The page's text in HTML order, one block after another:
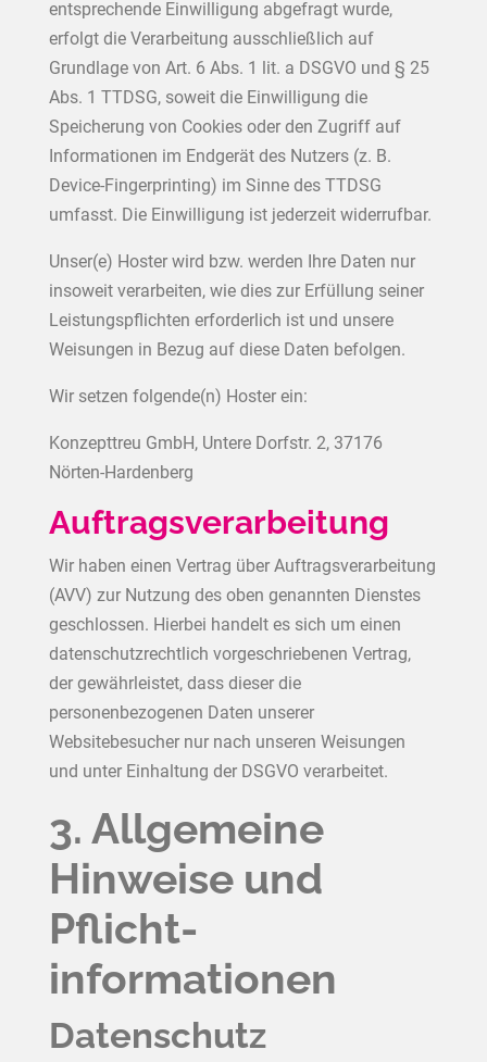
entsprechende Einwilligung abgefragt wurde,
erfolgt die Verarbeitung ausschließlich auf
Grundlage von Art. 6 Abs. 1 lit. a DSGVO und § 25
Abs. 1 TTDSG, soweit die Einwilligung die
Speicherung von Cookies oder den Zugriff auf
Informationen im Endgerät des Nutzers (z. B.
Device-Fingerprinting) im Sinne des TTDSG
umfasst. Die Einwilligung ist jederzeit widerrufbar.
Unser(e) Hoster wird bzw. werden Ihre Daten nur
insoweit verarbeiten, wie dies zur Erfüllung seiner
Leistungspflichten erforderlich ist und unsere
Weisungen in Bezug auf diese Daten befolgen.
Wir setzen folgende(n) Hoster ein:
Konzepttreu GmbH, Untere Dorfstr. 2, 37176
Nörten-Hardenberg
Auftragsverarbeitung
Wir haben einen Vertrag über Auftragsverarbeitung
(AVV) zur Nutzung des oben genannten Dienstes
geschlossen. Hierbei handelt es sich um einen
datenschutzrechtlich vorgeschriebenen Vertrag,
der gewährleistet, dass dieser die
personenbezogenen Daten unserer
Websitebesucher nur nach unseren Weisungen
und unter Einhaltung der DSGVO verarbeitet.
3. Allgemeine
Hinweise und
Pflicht­
informationen
Datenschutz